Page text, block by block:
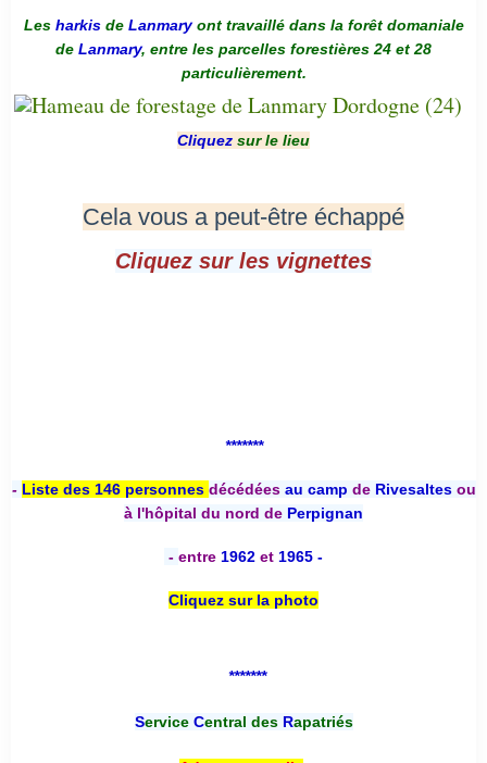
Les harkis de Lanmaryont travaillé dans la forêt domaniale
de Lanmary, entre les parcelles forestières 24 et 28
particulièrement.
Cliquez sur le lieu
Cela vous a peut-être échappé
Cliquez sur les vignettes
*******
- Liste des 146 personnes décédées au camp deRivesaltesou
à l'hôpital du nord de Perpignan
- entre 1962 et 1965 -
Cliquez sur la photo
*******
Service Central desRapatriés